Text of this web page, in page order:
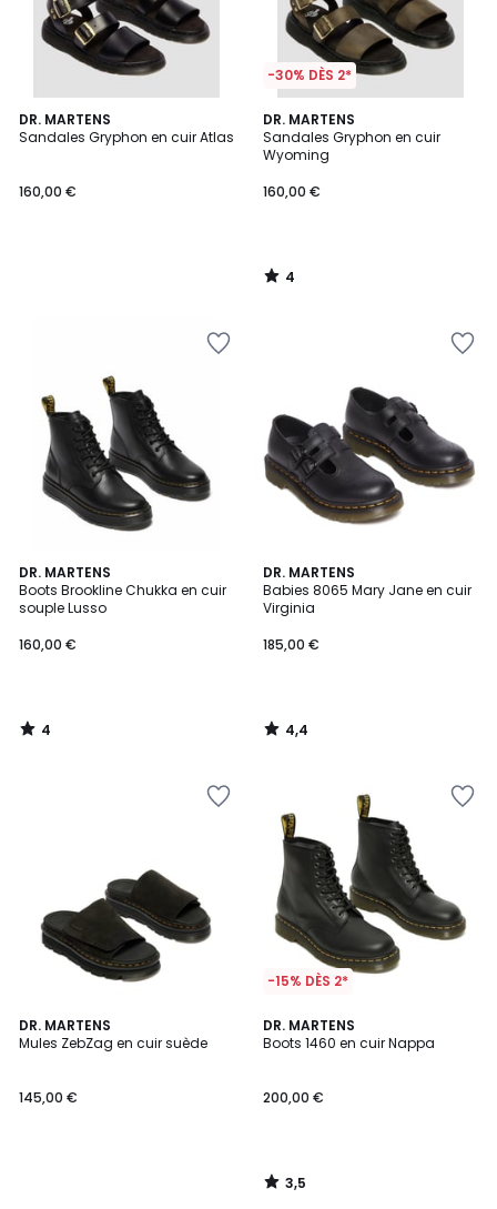
DR. MARTENS
Sandales Gryphon en cuir Atlas
160,00 €
-30% DÈS 2*
DR. MARTENS
Sandales Gryphon en cuir
Wyoming
160,00 €
4
/
5
4
/
DR. MARTENS
Boots Brookline Chukka en cuir
souple Lusso
160,00 €
4
/
5
4
/
DR. MARTENS
Babies 8065 Mary Jane en cuir
Virginia
185,00 €
4,4
/ 5
4,4
/
DR. MARTENS
Mules ZebZag en cuir suède
145,00 €
-15% DÈS 2*
DR. MARTENS
Boots 1460 en cuir Nappa
200,00 €
3,5
/ 5
3,5
/